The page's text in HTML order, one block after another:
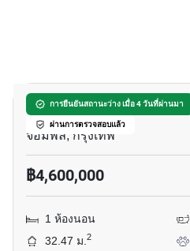
การยืนยันสถานะว่าง เมื่อ 4 วันที่ผ่านมา
ผ่านการตรวจสอบแล้ว
เอ็ม จตุจักร
จอมพล, กรุงเทพ
฿4,600,000
1 ห้องนอน
32.47 ม.2